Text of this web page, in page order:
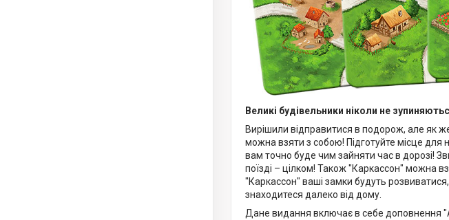
Великі будівельники ніколи не
Вирішили відправитися в подорож, але як
можна взяти з собою! Підготуйте місце для
вам точно буде чим зайняти час в дорозі!
поїзді – цілком! Також "Каркассон" можна
"Каркассон" ваші замки будуть
знаходитеся далеко від дому.
Дане видання включає в себе доповнення